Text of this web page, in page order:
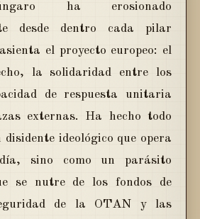
ha erosionado
desde dentro cada pilar
el proyecto europeo: el
la solidaridad entre los
de respuesta unitaria
externas. Ha hecho todo
disidente ideológico que opera
sino como un parásito
se nutre de los fondos de
de la OTAN y las